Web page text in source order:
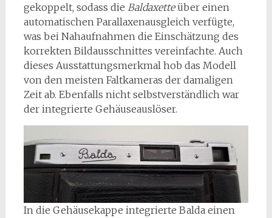
gekoppelt, sodass die Baldaxetteüber einen
automatischen Parallaxenausgleich verfügte,
was bei Nahaufnahmen die Einschätzung des
korrekten Bildausschnittes vereinfachte. Auch
dieses Ausstattungsmerkmal hob das Modell
von den meisten Faltkameras der damaligen
Zeit ab. Ebenfalls nicht selbstverständlich war
der integrierte Gehäuseauslöser.
In die Gehäusekappe integrierte Balda einen